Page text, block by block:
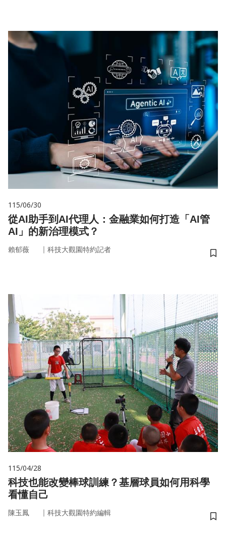
115/06/30
從AI助手到AI代理人：金融業如何打造「AI管
AI」的新治理模式？
賴郁薇 ｜ 科技大觀園特約記者
儲
115/04/28
科技也能改變棒球訓練？基層球員如何用科學
看懂自己
陳玉鳳 ｜ 科技大觀園特約編輯
儲